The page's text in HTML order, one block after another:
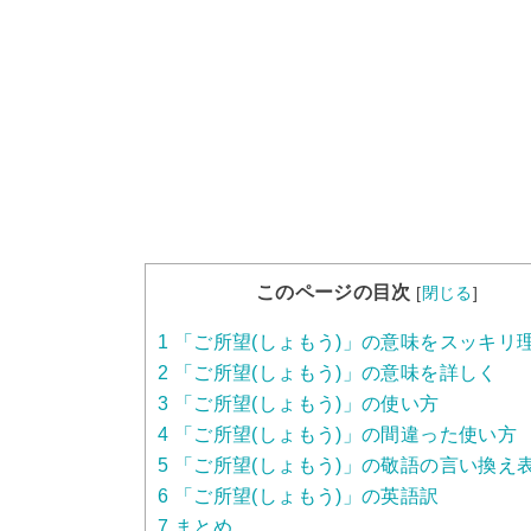
このページの目次 [閉じる]
1 「ご所望(しょもう)」の意味をスッキリ
2 「ご所望(しょもう)」の意味を詳しく
3 「ご所望(しょもう)」の使い方
4 「ご所望(しょもう)」の間違った使い方
5 「ご所望(しょもう)」の敬語の言い換え
6 「ご所望(しょもう)」の英語訳